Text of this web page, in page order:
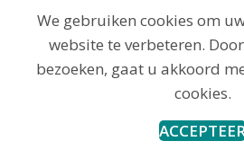
We gebruiken cookies om
website te verbeteren.
bezoeken, gaat u akkoord
cookies.